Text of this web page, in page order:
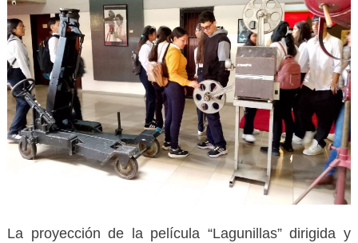
La proyección de la película “Lagunillas” dirigida y